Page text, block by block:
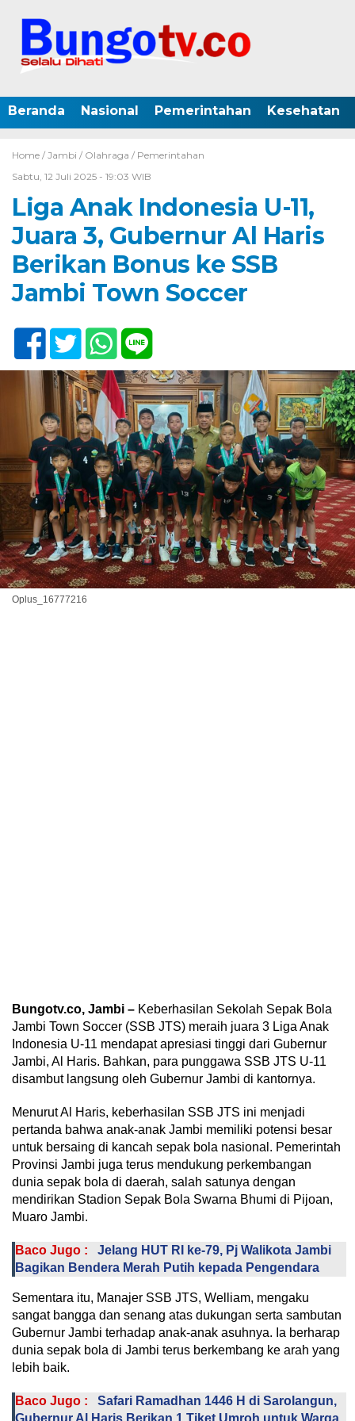
Beranda Nasional Pemerintahan Kesehatan
Home / Jambi / Olahraga / Pemerintahan
Sabtu, 12 Juli 2025 - 19:03 WIB
Liga Anak Indonesia U-11,
Juara 3, Gubernur Al Haris
Berikan Bonus ke SSB
Jambi Town Soccer
Oplus_16777216
Bungotv.co, Jambi – Keberhasilan Sekolah Sepak Bola
Jambi Town Soccer (SSB JTS) meraih juara 3 Liga Anak
Indonesia U-11 mendapat apresiasi tinggi dari Gubernur
Jambi, Al Haris. Bahkan, para punggawa SSB JTS U-11
disambut langsung oleh Gubernur Jambi di kantornya.
Menurut Al Haris, keberhasilan SSB JTS ini menjadi
pertanda bahwa anak-anak Jambi memiliki potensi besar
untuk bersaing di kancah sepak bola nasional. Pemerintah
Provinsi Jambi juga terus mendukung perkembangan
dunia sepak bola di daerah, salah satunya dengan
mendirikan Stadion Sepak Bola Swarna Bhumi di Pijoan,
Muaro Jambi.
Baco Jugo :
Jelang HUT RI ke-79, Pj Walikota Jambi
Bagikan Bendera Merah Putih kepada Pengendara
Sementara itu, Manajer SSB JTS, Welliam, mengaku
sangat bangga dan senang atas dukungan serta sambutan
Gubernur Jambi terhadap anak-anak asuhnya. Ia berharap
dunia sepak bola di Jambi terus berkembang ke arah yang
lebih baik.
Baco Jugo :
Safari Ramadhan 1446 H di Sarolangun,
Gubernur Al Haris Berikan 1 Tiket Umroh untuk Warga